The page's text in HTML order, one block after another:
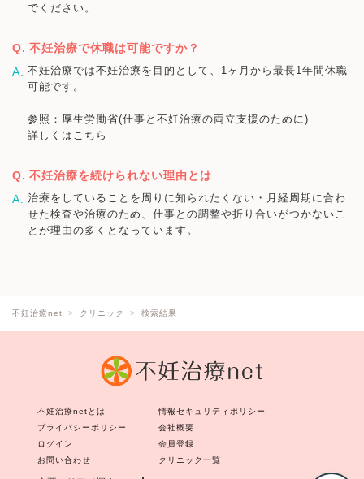
でください。
不妊治療で休職は可能ですか？
不妊治療では不妊治療を目的として、1ヶ月から最長1年間休職
可能です。
参照：厚生労働省(仕事と不妊治療の両立支援のために)
詳しくはこちら
不妊治療を続けられない理由とは
治療をしていることを周りに知られたくない・月経周期に合わ
せた検査や治療のため、仕事との調整や折り合いがつかないこ
とが理由の多くとなっています。
不妊治療net クリニック 検索結果
不妊治療netとは
情報セキュリティポリシー
プライバシーポリシー
会社概要
ログイン
会員登録
お問い合わせ
クリニック一覧